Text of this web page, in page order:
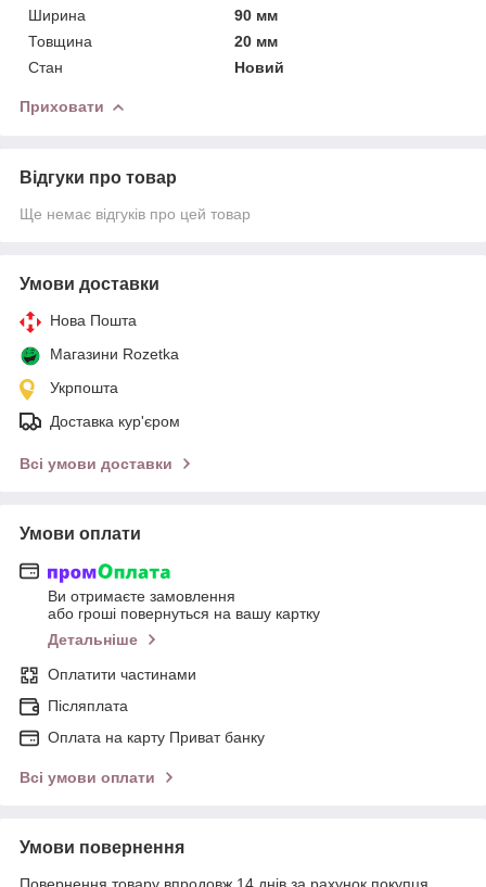
Ширина
90 мм
Товщина
20 мм
Стан
Новий
Приховати
Відгуки про товар
Ще немає відгуків про цей товар
Умови доставки
Нова Пошта
Магазини Rozetka
Укрпошта
Доставка кур'єром
Всі умови доставки
Умови оплати
Ви отримаєте замовлення
або гроші повернуться на вашу картку
Детальніше
Оплатити частинами
Післяплата
Оплата на карту Приват банку
Всі умови оплати
Умови повернення